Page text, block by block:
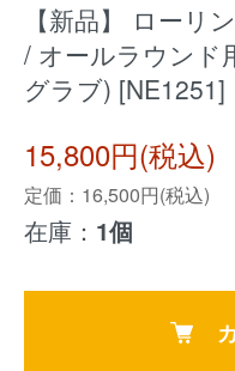
【新品】 ローリ
/ オールラウンド
グラブ) [NE1251]
15,800円(税込)
定価：16,500円(税込)
在庫： 1個